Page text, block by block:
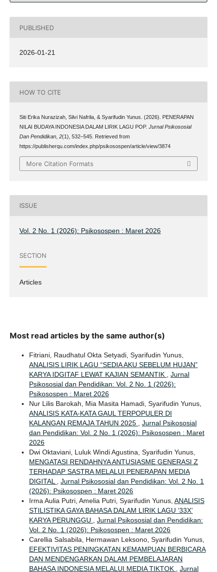
PUBLISHED
2026-01-21
HOW TO CITE
Siti Erika Nurazizah, Silvi Nafrila, & Syarifudin Yunus. (2026). PENERAPAN
NILAI BUDAYA INDONESIA DALAM LIRIK LAGU POP. Jurnal Psikososial
Dan Pendidikan, 2(1), 532–545. Retrieved from
https://publisherqu.com/index.php/psikosospen/article/view/3874
More Citation Formats
ISSUE
Vol. 2 No. 1 (2026): Psikosospen : Maret 2026
SECTION
Articles
Most read articles by the same author(s)
Fitriani, Raudhatul Okta Setyadi, Syarifudin Yunus,
ANALISIS LIRIK LAGU “SEDIA AKU SEBELUM HUJAN”
KARYA IDGITAF LEWAT KAJIAN SEMANTIK
Jurnal
Psikososial dan Pendidikan: Vol. 2 No. 1 (2026):
Psikosospen : Maret 2026
Nur Lilis Barokah, Mia Masita Hamadi, Syarifudin Yunus,
ANALISIS KATA-KATA GAUL TERPOPULER DI
KALANGAN REMAJA TAHUN 2025
Jurnal Psikososial
dan Pendidikan: Vol. 2 No. 1 (2026): Psikosospen : Maret
2026
Dwi Oktaviani, Luluk Windi Agustina, Syarifudin Yunus,
MENGATASI RENDAHNYA ANTUSIASME GENERASI Z
TERHADAP SASTRA MELALUI PENERAPAN MEDIA
DIGITAL
Jurnal Psikososial dan Pendidikan: Vol. 2 No. 1
(2026): Psikosospen : Maret 2026
Irma Aulia Putri, Amelia Putri, Syarifudin Yunus, ANALISIS
STILISTIKA GAYA BAHASA DALAM LIRIK LAGU ‘33X’
KARYA PERUNGGU
Jurnal Psikososial dan Pendidikan:
Vol. 2 No. 1 (2026): Psikosospen : Maret 2026
Carellia Salsabila, Hermawan Leksono, Syarifudin Yunus,
EFEKTIVITAS PENINGKATAN KEMAMPUAN BERBICARA
DAN MENDENGARKAN DALAM PEMBELAJARAN
BAHASA INDONESIA MELALUI MEDIA TIKTOK
Jurnal